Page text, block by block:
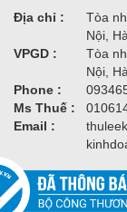
Địa chỉ :
Tòa
Nội,
VPGD :
Tòa
Nội,
Phone :
Ms Thuế :
Email :